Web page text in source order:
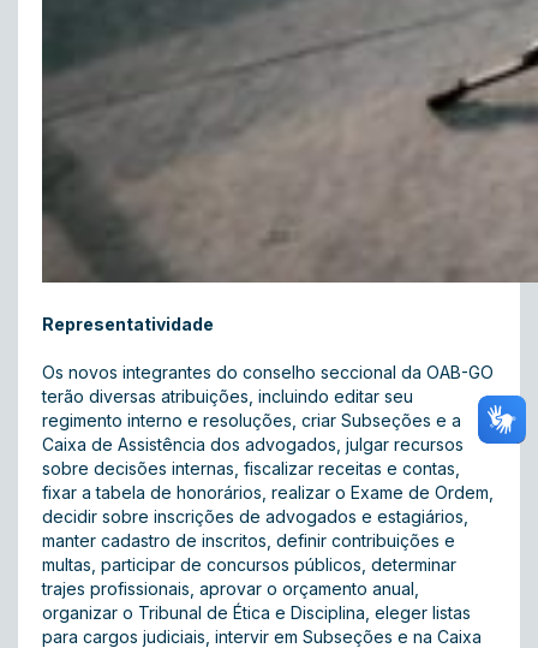
Representatividade
Os novos integrantes do conselho seccional da OAB-GO
terão diversas atribuições, incluindo editar seu
regimento interno e resoluções, criar Subseções e a
Caixa de Assistência dos advogados, julgar recursos
sobre decisões internas, fiscalizar receitas e contas,
fixar a tabela de honorários, realizar o Exame de Ordem,
decidir sobre inscrições de advogados e estagiários,
manter cadastro de inscritos, definir contribuições e
multas, participar de concursos públicos, determinar
trajes profissionais, aprovar o orçamento anual,
organizar o Tribunal de Ética e Disciplina, eleger listas
para cargos judiciais, intervir em Subseções e na Caixa